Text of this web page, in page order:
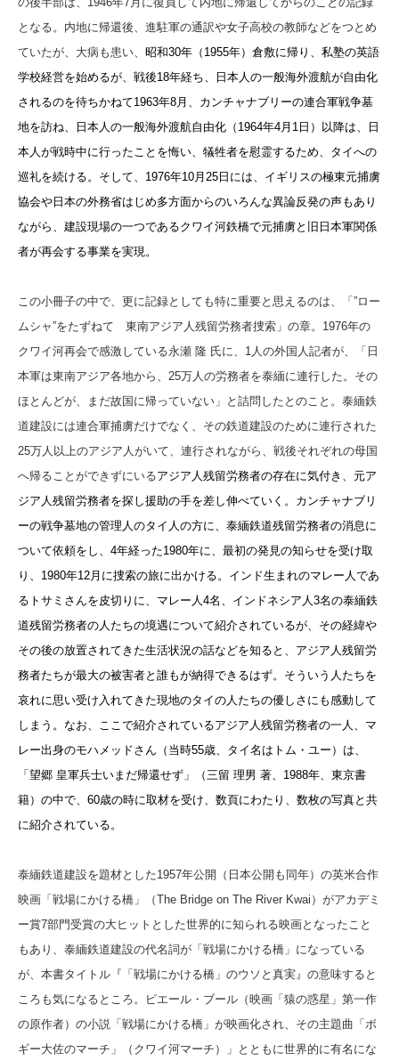
となる。内地に帰還後、進駐軍の通訳や女子高校の教師などをつとめ
ていたが、大病も患い、 昭和30年（1955年）倉敷に帰り、私塾の英語
学校経営を始めるが、戦後18年経ち、日本人の一般海外渡航が自由化
されるのを待ちかねて1963年8月、カンチャナブリーの連合軍戦争墓
地を訪ね、日本人の一般海外渡航自由化（1964年4月1日）以降は、日
本人が戦時中に行ったことを悔い、犠牲者を慰霊するため、タイへの
巡礼を続ける。そして、1976年10月25日には、イギリスの極東元捕虜
協会や日本の外務省はじめ多方面からのいろんな異論反発の声もあり
ながら、建設現場の一つであるクワイ河鉄橋で元捕虜と旧日本軍関係
者が再会する事業を実現。
この小冊子の中で、更に記録としても特に重要と思えるのは、「”ロー
ムシャ”をたずねて 東南アジア人残留労務者捜索」の章。1976年の
クワイ河再会で感激している永瀬 隆 氏に、1人の外国人記者が、「日
本軍は東南アジア各地から、25万人の労務者を泰緬に連行した。その
ほとんどが、まだ故国に帰っていない」と詰問したとのこと。泰緬鉄
道建設には連合軍捕虜だけでなく、その鉄道建設のために連行された
25万人以上のアジア人がいて、連行されながら、戦後それぞれの母国
へ帰ることができずにいるアジア人残留労務者の存在に気付き、元ア
ジア人残留労務者を探し援助の手を差し伸べていく。カンチャナブリ
ーの戦争墓地の管理人のタイ人の方に、泰緬鉄道残留労務者の消息に
ついて依頼をし、4年経った1980年に、最初の発見の知らせを受け取
り、1980年12月に捜索の旅に出かける。インド生まれのマレー人であ
るトサミさんを皮切りに、マレー人4名、インドネシア人3名の泰緬鉄
道残留労務者の人たちの境遇について紹介されているが、その経緯や
その後の放置されてきた生活状況の話などを知ると、アジア人残留労
務者たちが最大の被害者と誰もが納得できるはず。そういう人たちを
哀れに思い受け入れてきた現地のタイの人たちの優しさにも感動して
しまう。なお、ここで紹介されているアジア人残留労務者の一人、マ
レー出身のモハメッドさん（当時55歳、タイ名はトム・ユー）は、
「望郷 皇軍兵士いまだ帰還せず」（三留 理男 著、1988年、東京書
籍）の中で、60歳の時に取材を受け、数頁にわたり、数枚の写真と共
に紹介されている。
泰緬鉄道建設を題材とした1957年公開（日本公開も同年）の英米合作
映画「戦場にかける橋」（The Bridge on The River Kwai）がアカデミ
ー賞7部門受賞の大ヒットとした世界的に知られる映画となったこと
もあり、泰緬鉄道建設の代名詞が「戦場にかける橋」になっている
が、本書タイトル『「戦場にかける橋」のウソと真実』の意味すると
ころも気になるところ。ピエール・ブール（映画「猿の惑星」第一作
の原作者）の小説「戦場にかける橋」が映画化され、その主題曲「ボ
ギー大佐のマーチ」（クワイ河マーチ）」とともに世界的に有名にな